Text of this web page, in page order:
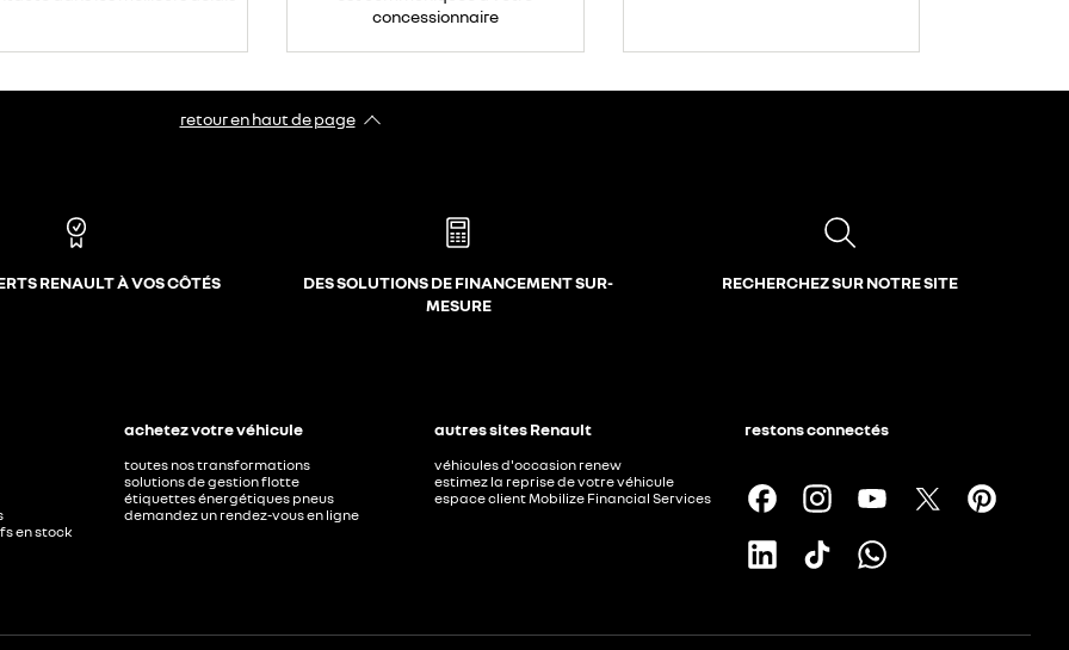
concessionnaire
retour en haut de page​
RENAULT À VOS CÔTÉS
DES SOLUTIONS DE FINANCEMENT SUR-
MESURE
RECHERCHEZ SUR NOTRE SITE
en stock
achetez votre véhicule
toutes nos transformations
solutions de gestion flotte
étiquettes énergétiques pneus
demandez un rendez-vous en ligne
autres sites Renault
véhicules d'occasion renew
estimez la reprise de votre véhicule
espace client Mobilize Financial Services
restons connectés